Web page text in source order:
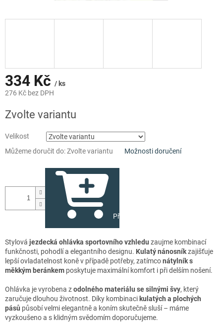
334 Kč / ks
276 Kč bez DPH
cena:
Zvolte variantu
Velikost
Můžeme doručit do:Zvolte variantu Možnosti doručení
Přidat do košíku
Stylová jezdecká ohlávka sportovního vzhledu zaujme kombinací
funkčnosti, pohodlí a elegantního designu. Kulatý nánosníkzajišťuje
lepší ovladatelnost koně v případě potřeby, zatímconátylník s
měkkým beránkem poskytuje maximální komfort i při delším nošení.
Ohlávka je vyrobena zodolného materiálu se silnými švy, který
zaručuje dlouhou životnost. Díky kombinaci kulatých a plochých
pásů působí velmi elegantně a koním skutečně sluší – máme
vyzkoušeno a s klidným svědomím doporučujeme.